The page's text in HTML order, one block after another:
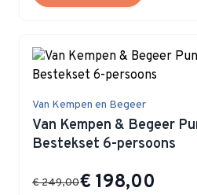
Van Kempen en Begeer
Van Kempen & Begeer
Bestekset 6-persoons
Special Price
€ 198,00
€ 249,00